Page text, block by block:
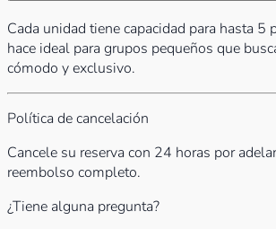
Cada unidad tiene capacidad para hasta 5
hace ideal para grupos pequeños que
cómodo y exclusivo.
Política de cancelación
Cancele su reserva con 24 horas por
reembolso completo.
¿Tiene alguna pregunta?